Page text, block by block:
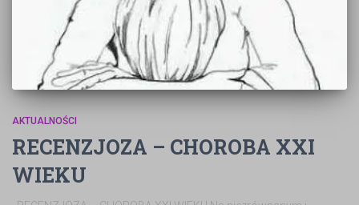
AKTUALNOŚCI
RECENZJOZA – CHOROBA XXI
WIEKU